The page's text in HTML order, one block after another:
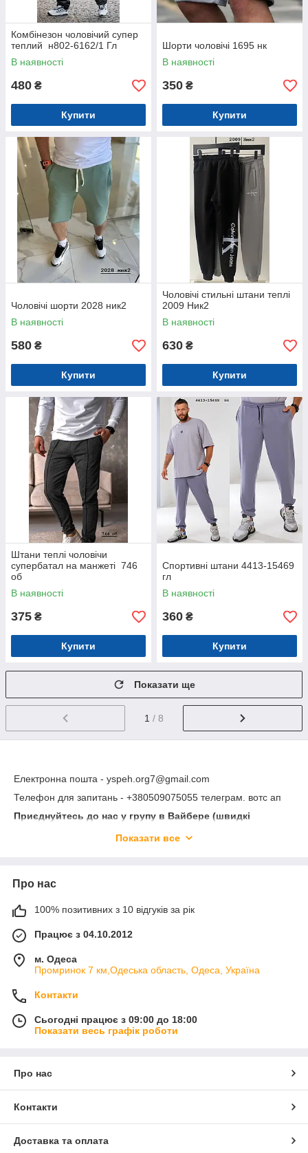
Комбінезон чоловічий супер
теплий н802-6162/1 Гл
В наявності
480 ₴
Купити
Шорти чоловічі 1695 нк
В наявності
350 ₴
Купити
Чоловічі шорти 2028 ник2
В наявності
580 ₴
Купити
Чоловічі стильні штани теплі
2009 Ник2
В наявності
630 ₴
Купити
Штани теплі чоловічи
супербатал на манжеті 746
об
В наявності
375 ₴
Купити
Спортивні штани 4413-15469
гл
В наявності
360 ₴
Купити
Показати ще
1 / 8
Електронна пошта - yspeh.org7@gmail.com
Телефон для запитань - +380509075055 телеграм. вотс ап
Приєднуйтесь до нас у групу в Вайбере (швидкі
Новинки, розіграші призів) - пишіть нам на електронну
замовлення можна здійснити натиснувши на
менеджер з Вами зв'яжеться для уточнення кольору,
в коментарі до замовлення)
Замовлення
електронну пошту yspeh.org7@gmail.com
Якщо Вас цікавлять ще якісь питання ознайомтеся з
Часті питання
http://yspeh.org/company_faq
Показати все
Про нас
100% позитивних з 10 відгуків за рік
Працює з 04.10.2012
м. Одеса
Промринок 7 км,Одеська область, Одеса, Україна
Контакти
Сьогодні працює з 09:00 до 18:00
Показати весь графік роботи
Про нас
Контакти
Доставка та оплата